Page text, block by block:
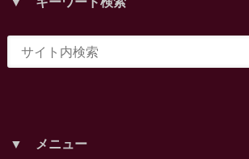
▼ メニュー